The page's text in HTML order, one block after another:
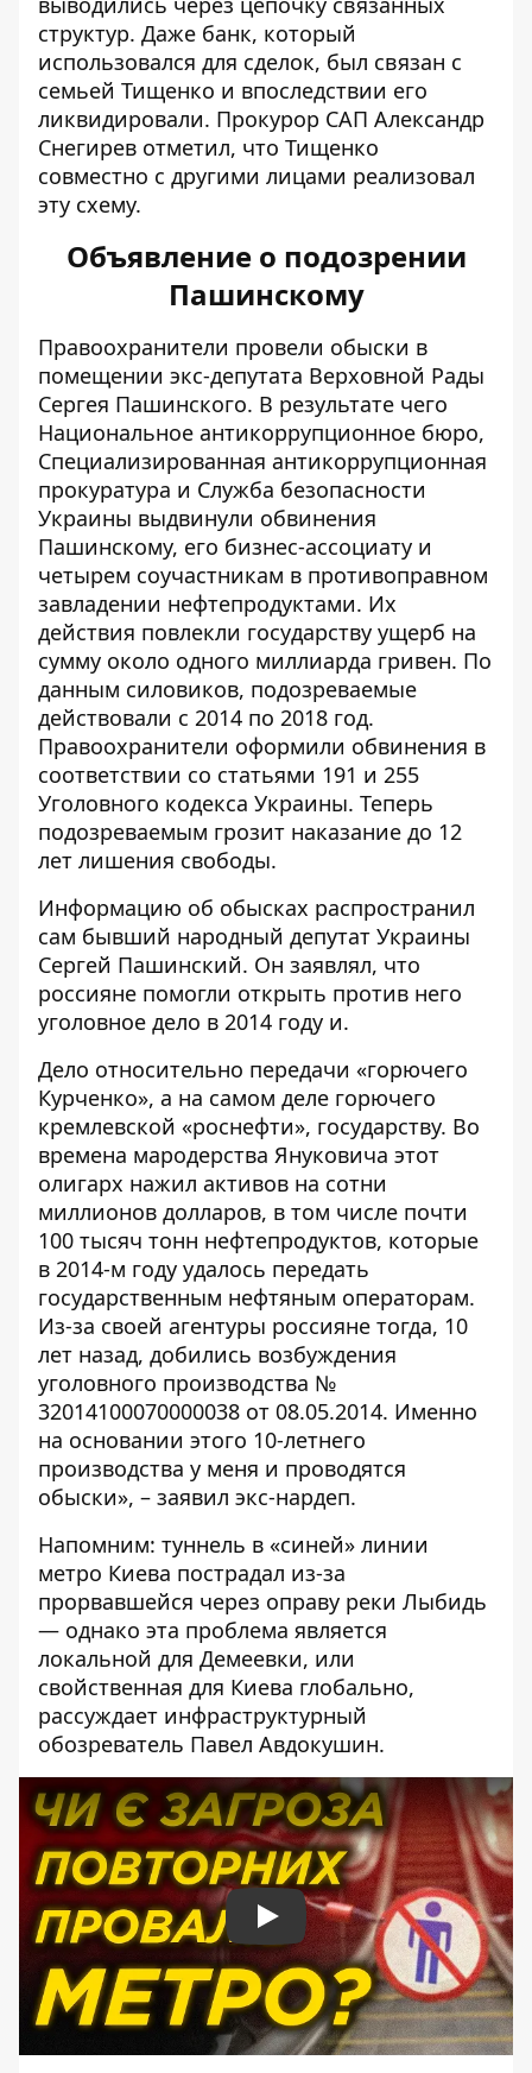
структур. Даже банк, который
использовался для сделок, был связан с
семьей Тищенко и впоследствии его
ликвидировали. Прокурор САП Александр
Снегирев отметил, что Тищенко
совместно с другими лицами реализовал
эту схему.
Объявление о подозрении
Пашинскому
Правоохранители провели обыски в
помещении экс-депутата Верховной Рады
Сергея Пашинского. В результате чего
Национальное антикоррупционное бюро,
Специализированная антикоррупционная
прокуратура и Служба безопасности
Украины выдвинули обвинения
Пашинскому, его бизнес-ассоциату и
четырем соучастникам в противоправном
завладении нефтепродуктами. Их
действия повлекли государству ущерб на
сумму около одного миллиарда гривен. По
данным силовиков, подозреваемые
действовали с 2014 по 2018 год.
Правоохранители оформили обвинения в
соответствии со статьями 191 и 255
Уголовного кодекса Украины. Теперь
подозреваемым грозит наказание до 12
лет лишения свободы.
Информацию об обысках распространил
сам бывший народный депутат Украины
Сергей Пашинский. Он заявлял, что
россияне помогли открыть против него
уголовное дело в 2014 году и.
Дело относительно передачи «горючего
Курченко», а на самом деле горючего
кремлевской «роснефти», государству. Во
времена мародерства Януковича этот
олигарх нажил активов на сотни
миллионов долларов, в том числе почти
100 тысяч тонн нефтепродуктов, которые
в 2014-м году удалось передать
государственным нефтяным операторам.
Из-за своей агентуры россияне тогда, 10
лет назад, добились возбуждения
уголовного производства №
32014100070000038 от 08.05.2014. Именно
на основании этого 10-летнего
производства у меня и проводятся
обыски», – заявил экс-нардеп.
Напомним: туннель в «синей» линии
метро Киева пострадал из-за
прорвавшейся через оправу реки Лыбидь
— однако эта проблема является
локальной для Демеевки, или
свойственная для Киева глобально,
рассуждает инфраструктурный
обозреватель Павел Авдокушин.
Play